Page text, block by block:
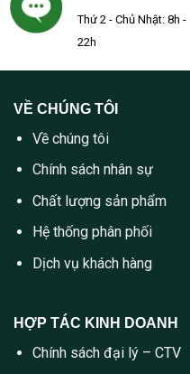
Thứ 2 - Chủ Nhật: 8h -
22h
VỀ CHÚNG TÔI
Về chúng tôi
Chính sách nhân sự
Chất lượng sản phẩm
Hệ thống phân phối
Dịch vụ khách hàng
HỢP TÁC KINH DOANH
Chính sách đại lý – CTV